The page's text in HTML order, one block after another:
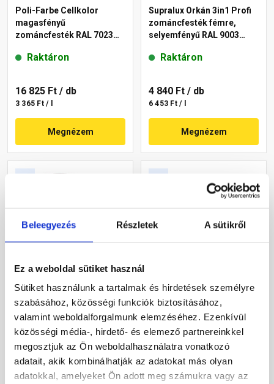
Beleegyezés Részletek A sütikről
Ez a weboldal sütiket használ
Sütiket használunk a tartalmak és hirdetések személyre
szabásához, közösségi funkciók biztosításához,
valamint weboldalforgalmunk elemzéséhez. Ezenkívül
közösségi média-, hirdető- és elemező partnereinkkel
megosztjuk az Ön weboldalhasználatra vonatkozó
adatait, akik kombinálhatják az adatokat más olyan
adatokkal, amelyeket Ön adott meg számukra vagy az
Poli-Farbe Cellkolor
magasfényű
zománcfesték RAL 7023
Raktáron
16 825 Ft / db
3 365 Ft / l
Megnézem
Supralux Orkán 3in1 Profi
zománcfesték fémre,
selyemfényű RAL 9003
Raktáron
4 840 Ft / db
6 453 Ft / l
Megnézem
Supralux Orkán 3in1 Profi
zománcfesték fémre,
selyemfényű RAL 7037
Raktáron
4 840 Ft/ db
6 453 Ft / l
zománcfesték fémre,
selyemfényű RAL 9003
Raktáron
13 595 Ft/ db
5 438 Ft / l